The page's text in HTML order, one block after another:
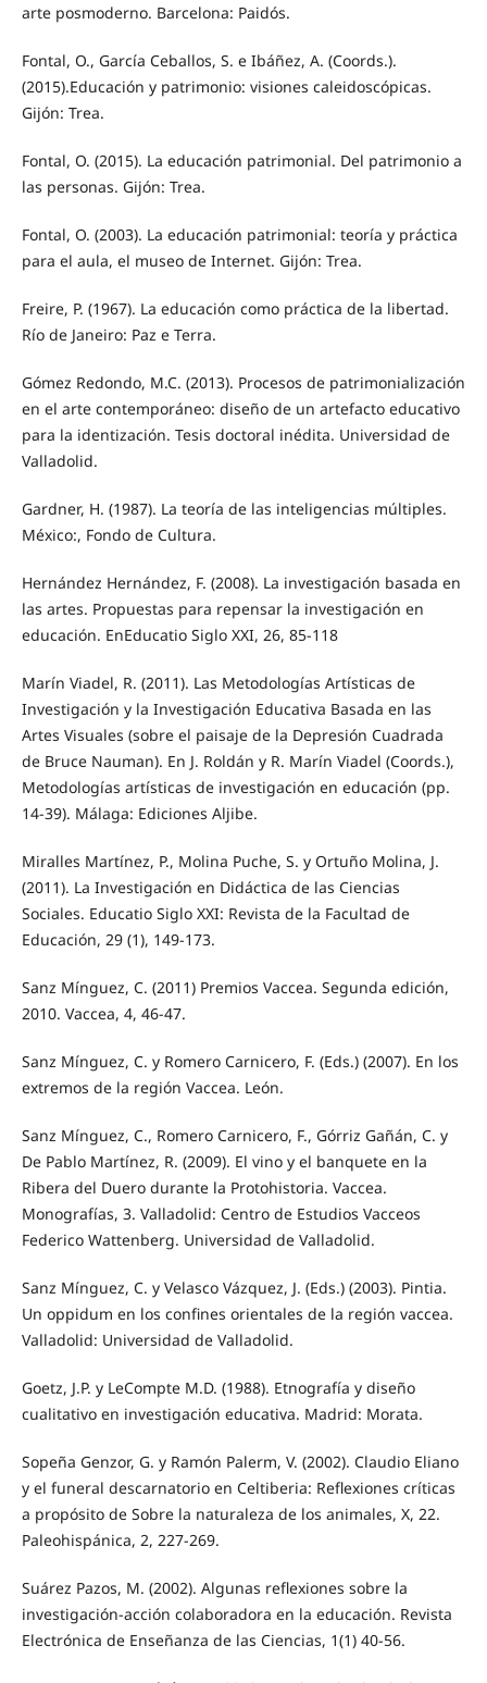
arte posmoderno. Barcelona: Paidós.
Fontal, O., García Ceballos, S. e Ibáñez, A. (Coords.).
(2015).Educación y patrimonio: visiones caleidoscópicas.
Gijón: Trea.
Fontal, O. (2015). La educación patrimonial. Del patrimonio a
las personas. Gijón: Trea.
Fontal, O. (2003). La educación patrimonial: teoría y práctica
para el aula, el museo de Internet. Gijón: Trea.
Freire, P. (1967). La educación como práctica de la libertad.
Río de Janeiro: Paz e Terra.
Gómez Redondo, M.C. (2013). Procesos de patrimonialización
en el arte contemporáneo: diseño de un artefacto educativo
para la identización. Tesis doctoral inédita. Universidad de
Valladolid.
Gardner, H. (1987). La teoría de las inteligencias múltiples.
México:, Fondo de Cultura.
Hernández Hernández, F. (2008). La investigación basada en
las artes. Propuestas para repensar la investigación en
educación. EnEducatio Siglo XXI, 26, 85-118
Marín Viadel, R. (2011). Las Metodologías Artísticas de
Investigación y la Investigación Educativa Basada en las
Artes Visuales (sobre el paisaje de la Depresión Cuadrada
de Bruce Nauman). En J. Roldán y R. Marín Viadel (Coords.),
Metodologías artísticas de investigación en educación (pp.
14-39). Málaga: Ediciones Aljibe.
Miralles Martínez, P., Molina Puche, S. y Ortuño Molina, J.
(2011). La Investigación en Didáctica de las Ciencias
Sociales. Educatio Siglo XXI: Revista de la Facultad de
Educación, 29 (1), 149-173.
Sanz Mínguez, C. (2011) Premios Vaccea. Segunda edición,
2010. Vaccea, 4, 46-47.
Sanz Mínguez, C. y Romero Carnicero, F. (Eds.) (2007). En los
extremos de la región Vaccea. León.
Sanz Mínguez, C., Romero Carnicero, F., Górriz Gañán, C. y
De Pablo Martínez, R. (2009). El vino y el banquete en la
Ribera del Duero durante la Protohistoria. Vaccea.
Monografías, 3. Valladolid: Centro de Estudios Vacceos
Federico Wattenberg. Universidad de Valladolid.
Sanz Mínguez, C. y Velasco Vázquez, J. (Eds.) (2003). Pintia.
Un oppidum en los confines orientales de la región vaccea.
Valladolid: Universidad de Valladolid.
Goetz, J.P. y LeCompte M.D. (1988). Etnografía y diseño
cualitativo en investigación educativa. Madrid: Morata.
Sopeña Genzor, G. y Ramón Palerm, V. (2002). Claudio Eliano
y el funeral descarnatorio en Celtiberia: Reflexiones críticas
a propósito de Sobre la naturaleza de los animales, X, 22.
Paleohispánica, 2, 227-269.
Suárez Pazos, M. (2002). Algunas reflexiones sobre la
investigación-acción colaboradora en la educación. Revista
Electrónica de Enseñanza de las Ciencias, 1(1) 40-56.